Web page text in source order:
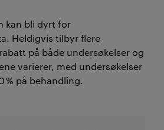
kan bli dyrt for
Heldigvis tilbyr flere
på både undersøkelser og
varierer, med undersøkelser
% på behandling.